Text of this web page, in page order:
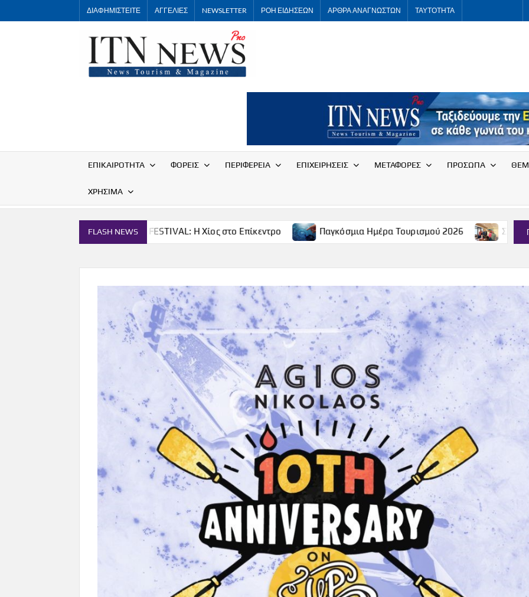
to
ΔΙΑΦΗΜΙΣΤΕΙΤΕ ΑΓΓΕΛΙΕΣ NEWSLETTER ΡΟΗ ΕΙΔΗΣΕΩΝ ΑΡΘΡΑ ΑΝΑΓΝΩΣΤΩΝ ΤΑΥΤΟΤΗΤΑ
News
ΕΠΙΚΑΙΡΟΤΗΤΑ ΦΟΡΕΙΣ ΠΕΡΙΦΕΡΕΙΑ ΕΠΙΧΕΙΡΗΣΕΙΣ ΜΕΤΑΦΟΡΕΣ ΠΡΟΣΩΠΑ
ΧΡΗΣΙΜΑ
FLASH NEWS
THE CHIOS FESTIVAL: Η Χίος στο Επίκεντρο Παγκόσμια Ημέρα Τουρισμού 2026 Συνάντηση του